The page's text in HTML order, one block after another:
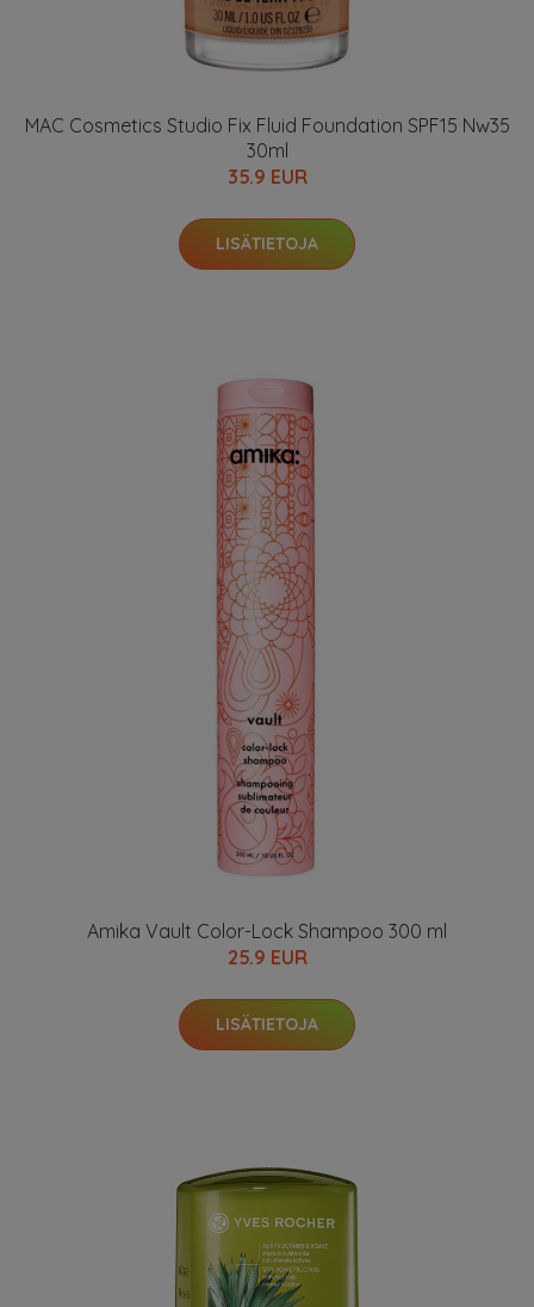
MAC Cosmetics Studio Fix Fluid Foundation SPF15 Nw35
30ml
35.9 EUR
LISÄTIETOJA
Amika Vault Color-Lock Shampoo 300 ml
25.9 EUR
LISÄTIETOJA